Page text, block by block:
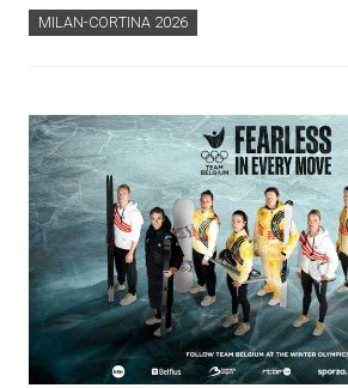
MILAN-CORTINA 2026